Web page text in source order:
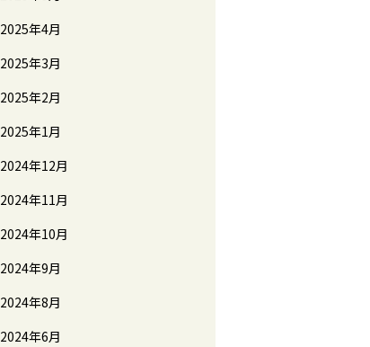
2025年4月
2025年3月
2025年2月
2025年1月
2024年12月
2024年11月
2024年10月
2024年9月
2024年8月
2024年6月